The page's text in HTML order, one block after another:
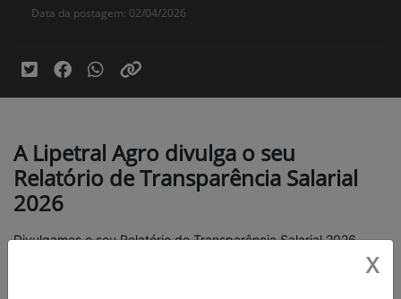
Data da postagem: 02/04/2026
A Lipetral Agro divulga o seu
Relatório de Transparência Salarial
2026
Divulgamos o seu Relatório de Transparência Salarial 2026.
X